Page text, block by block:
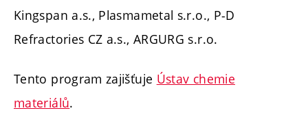
Kingspan a.s., Plasmametal s.r.o., P-D
Refractories CZ a.s., ARGURG s.r.o.
Tento program zajišťuje Ústav chemie
materiálů.